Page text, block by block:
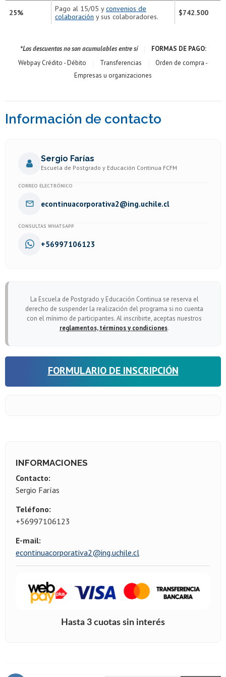
INFORMACIONES
Contacto:
Sergio Farías
Teléfono:
+56997106123
E-mail:
econtinuacorporativa2@ing.uchile.cl
25% Pago al 15/05 yconvenios de
colaboración y sus colaboradores. $742.500
*Los descuentos no son acumulables entre sí
FORMAS DE PAGO:
Webpay Crédito - Débito
Transferencias
Orden de compra -
Empresas u organizaciones
Información de contacto
Sergio Farías
Escuela de Postgrado y Educación Continua FCFM
CORREO ELECTRÓNICO
econtinuacorporativa2@ing.uchile.cl
CONSULTAS WHATSAPP
+56997106123
La Escuela de Postgrado y Educación Continua se reserva el
derecho de suspender la realización del programa si no cuenta
con el mínimo de participantes. Al inscribirte, aceptas nuestros
reglamentos, términos y condiciones.
FORMULARIO DE INSCRIPCIÓN